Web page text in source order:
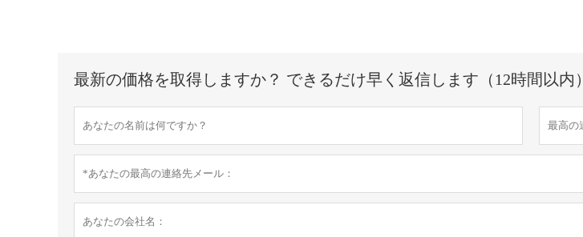
最新の価格を取得しますか？ できるだけ早く返信します（12時間以内）